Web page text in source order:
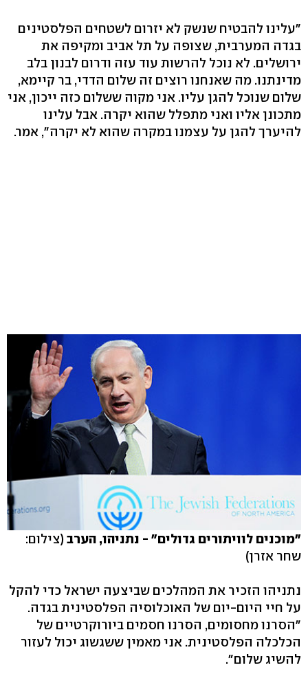
"עלינו להבטיח שנשק לא יזרום לשטחים הפלסטינים
בגדה המערבית, שצופה על תל אביב ומקיפה את
ירושלים. לא נוכל להרשות עוד עזה ודרום לבנון בלב
מדינתנו. מה שאנחנו רוצים זה שלום הדדי, בר קיימא,
שלום שנוכל להגן עליו. אני מקוה ששלום כזה ייכון, אני
מתכונן אליו ואני מתפלל שהוא יקרה. אבל עלינו
להיערך להגן על עצמנו במקרה שהוא לא יקרה", אמר.
"מוכנים לוויתורים גדולים" - נתניהו, הערב (צילום:
שחר אזרן)
נתניהו הזכיר את המהלכים שביצעה ישראל כדי להקל
על חיי היום-יום של האוכלוסיה הפלסטינית בגדה.
"הסרנו מחסומים, הסרנו חסמים ביורוקרטיים של
הכלכלה הפלסטינית. אני מאמין ששגשוג יכול לעזור
להשיג שלום".